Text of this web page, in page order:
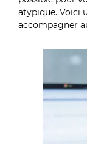
atypique. Voici
accompagner